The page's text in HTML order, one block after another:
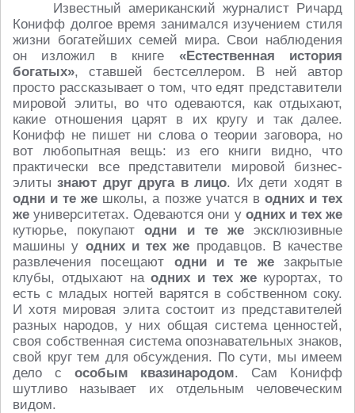
Известный американский журналист Ричард
Конифф долгое время занимался изучением стиля
жизни богатейших семей мира. Свои наблюдения
он изложил в книге «Естественная история
богатых», ставшей бестселлером. В ней автор
просто рассказывает о том, что едят представители
мировой элиты, во что одеваются, как отдыхают,
какие отношения царят в их кругу и так далее.
Конифф не пишет ни слова о теории заговора, но
вот любопытная вещь: из его книги видно, что
практически все представители мировой бизнес-
элитызнают друг друга в лицо. Их дети ходят в
одни и те же школы, а позже учатся в одних и тех
же университетах. Одеваются они у одних и тех же
кутюрье, покупаютодни и те жеэксклюзивные
машины у одних и тех же продавцов. В качестве
развлечения посещают одни и те жезакрытые
клубы, отдыхают наодних и тех жекурортах, то
есть с младых ногтей варятся в собственном соку.
И хотя мировая элита состоит из представителей
разных народов, у них общая система ценностей,
своя собственная система опознавательных знаков,
свой круг тем для обсуждения. По сути, мы имеем
дело с особым квазинародом. Сам Конифф
шутливо называет их отдельным человеческим
видом.